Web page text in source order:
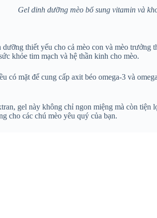
Gel dinh dưỡng mèo bổ sung vitamin và
thiết yếu cho cả mèo con và mèo
khỏe tim mạch và hệ thần kinh cho mèo.
có mặt để cung cấp axit béo omega-3 và
gel này không chỉ ngon miệng mà còn
cho các chú mèo yêu quý của bạn.